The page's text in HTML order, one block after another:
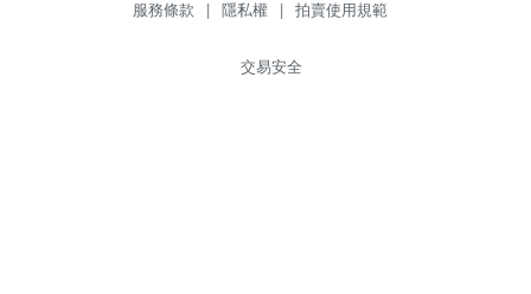
服務條款 | 隱私權 | 拍賣使用規範
交易安全